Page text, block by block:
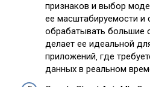
признаков и выбор
ее масштабируемости и
обрабатывать
делает ее идеальной
приложений‚ где
данных в реальном